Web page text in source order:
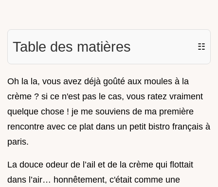
Table des matières ☷
Oh la la, vous avez déjà goûté aux moules à la
crème ? si ce n'est pas le cas, vous ratez vraiment
quelque chose ! je me souviens de ma première
rencontre avec ce plat dans un petit bistro français à
paris.
La douce odeur de l’ail et de la crème qui flottait
dans l’air… honnêtement, c'était comme une